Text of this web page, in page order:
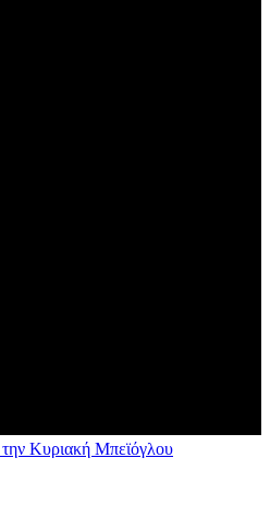
την Κυριακή Μπεϊόγλου